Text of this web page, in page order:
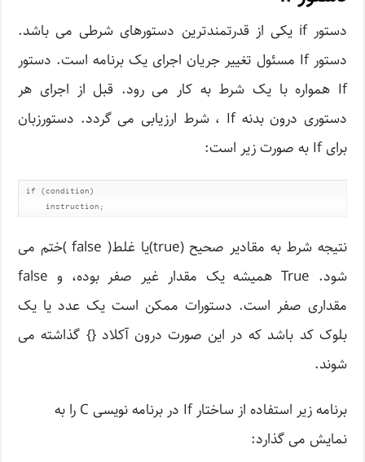
دستور if یکی از قدرتمندترین دستورهای شرطی می باشد.
دستور If مسئول تغییر جریان اجرای یک برنامه است. دستور
If همواره با یک شرط به کار می رود. قبل از اجرای هر
دستوری درون بدنه If ، شرط ارزیابی می گردد. دستورزبان
برای If به صورت زیر است:
if (condition)
     instruction;
نتیجه شرط به مقادیر صحیح (true)یا غلط( false )ختم می
شود. True همیشه یک مقدار غیر صفر بوده، و false
مقداری صفر است. دستورات ممکن است یک عدد یا یک
بلوک کد باشد که در این صورت درون آکلاد {} گذاشته می
شوند.
برنامه زیر استفاده از ساختار If در برنامه نویسی C را به
نمایش می گذارد: